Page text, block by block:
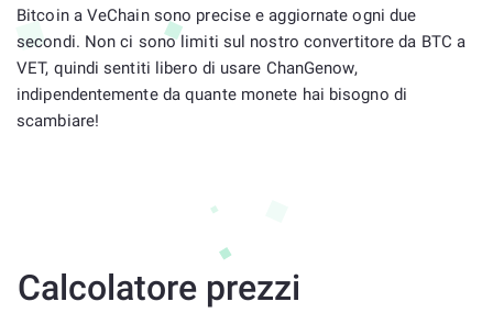
Bitcoin a VeChain sono precise e aggiornate ogni due
secondi. Non ci sono limiti sul nostro convertitore da BTC a
VET, quindi sentiti libero di usare ChanGenow,
indipendentemente da quante monete hai bisogno di
scambiare!
Calcolatore prezzi